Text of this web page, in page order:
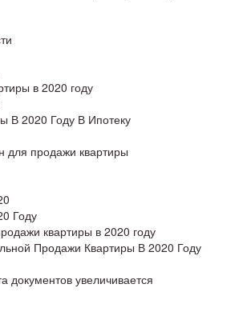
в 2020 году
В 2020 Году В Ипотеку
для продажи квартиры
Году
квартиры в 2020 году
Продажи Квартиры В 2020 Году
документов увеличивается